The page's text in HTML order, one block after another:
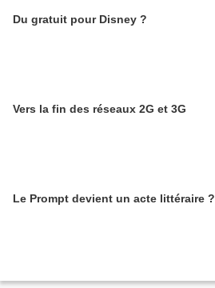
Du gratuit pour Disney ?
Vers la fin des réseaux 2G et 3G
Le Prompt devient un acte littéraire ?